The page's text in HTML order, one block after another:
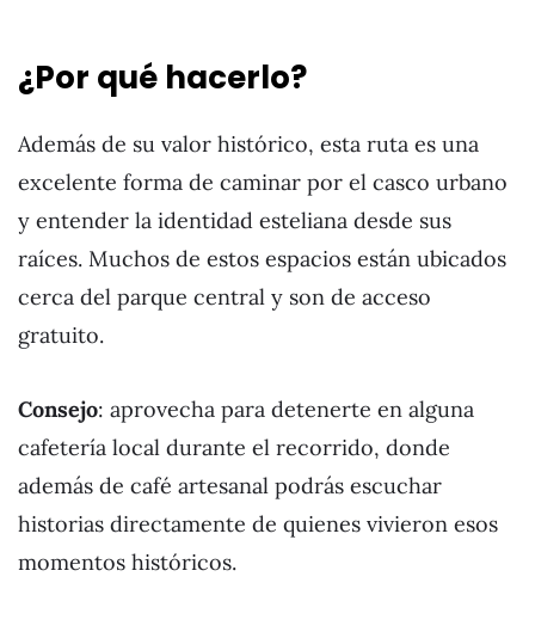
¿Por qué hacerlo?
Además de su valor histórico, esta ruta es una
excelente forma de caminar por el casco urbano
y entender la identidad esteliana desde sus
raíces. Muchos de estos espacios están ubicados
cerca del parque central y son de acceso
gratuito.
Consejo: aprovecha para detenerte en alguna
cafetería local durante el recorrido, donde
además de café artesanal podrás escuchar
historias directamente de quienes vivieron esos
momentos históricos.